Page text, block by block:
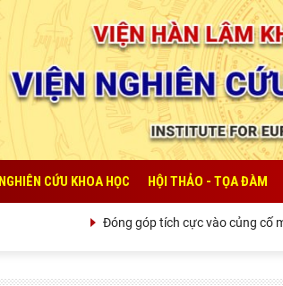
NGHIÊN CỨU KHOA HỌC HỘI THẢO - TỌA ĐÀM
Đóng góp tích cực vào củng cố